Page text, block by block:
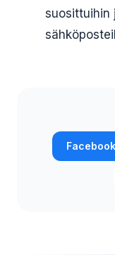
suosittuihin
Facebook